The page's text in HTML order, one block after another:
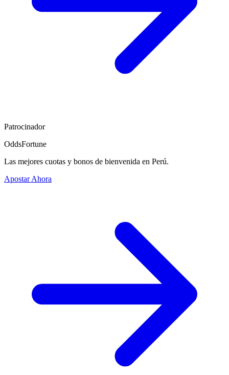
Patrocinador
OddsFortune
Las mejores cuotas y bonos de bienvenida en Perú.
Apostar Ahora